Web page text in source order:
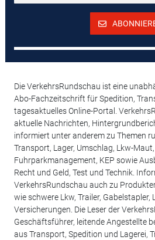
Die VerkehrsRundschau ist eine
Abo-Fachzeitschrift für Spedition,
tagesaktuelles Online-Portal.
aktuelle Nachrichten,
informiert unter anderem zu Themen
Transport, Lager, Umschlag, Lkw-
Fuhrparkmanagement, KEP sowie
Recht und Geld, Test und Technik.
VerkehrsRundschau auch zu
wie schwere Lkw, Trailer, Gabelstapler,
Versicherungen. Die Leser der
Geschäftsführer, leitende Angestellte
aus Transport, Spedition und Lagerei,